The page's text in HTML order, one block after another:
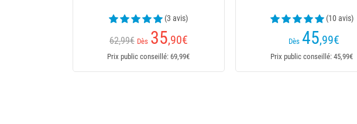
41,90€
Prix public conseillé: 41,90€ Prix